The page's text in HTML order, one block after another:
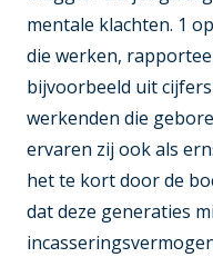
mentale klachten. 1
die werken,
bijvoorbeeld uit
werkenden die
ervaren zij ook als
het te kort door de
dat deze generaties